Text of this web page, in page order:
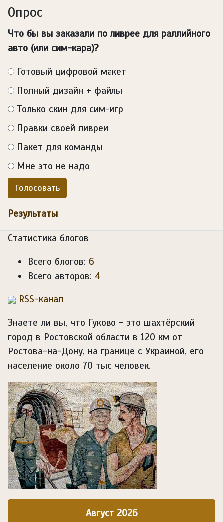
Опрос
Что бы вы заказали по ливрее для раллийного
авто (или сим-кара)?
Готовый цифровой макет
Полный дизайн + файлы
Только скин для сим-игр
Правки своей ливреи
Пакет для команды
Мне это не надо
Голосовать
Результаты
Статистика блогов
Всего блогов: 6
Всего авторов: 4
RSS-канал
Знаете ли вы, что Гуково - это шахтёрский
город в Ростовской области в 120 км от
Ростова-на-Дону, на границе с Украиной, его
население около 70 тыс человек.
Август 2026